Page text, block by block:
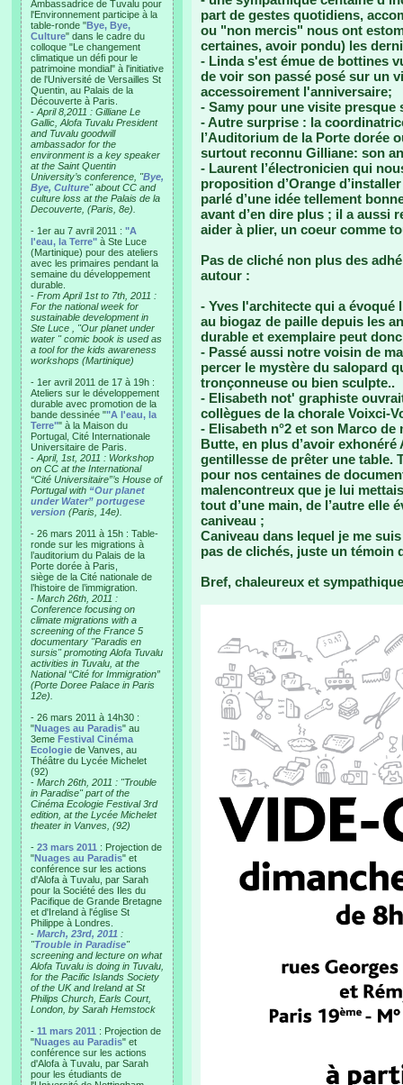
Ambassadrice de Tuvalu pour
l'Environnement participe à la
table-ronde "Bye, Bye,
Culture" dans le cadre du
colloque "Le changement
climatique un défi pour le
patrimoine mondial" à l'initiative
de l'Université de Versailles St
Quentin, au Palais de la
Découverte à Paris.
- April 8,2011 : Gilliane Le
Gallic, Alofa Tuvalu President
and Tuvalu goodwill
ambassador for the
environment is a key speaker
at the Saint Quentin
University’s conference, "Bye,
Bye, Culture" about CC and
culture loss at the Palais de la
Decouverte, (Paris, 8e).
- 1er au 7 avril 2011 : "A
l'eau, la Terre" à Ste Luce
(Martinique) pour des ateliers
avec les primaires pendant la
semaine du développement
durable.
- From April 1st to 7th, 2011 :
For the national week for
sustainable development in
Ste Luce , "Our planet under
water " comic book is used as
a tool for the kids awareness
workshops (Martinique)
- 1er avril 2011 de 17 à 19h :
Ateliers sur le développement
durable avec promotion de la
bande dessinée ""A l'eau, la
Terre"" à la Maison du
Portugal, Cité Internationale
Universitaire de Paris.
- April, 1st, 2011 : Workshop
on CC at the International
“Cité Universitaire”’s House of
Portugal with “Our planet
under Water” portugese
version (Paris, 14e).
- 26 mars 2011 à 15h : Table-
ronde sur les migrations à
l’auditorium du Palais de la
Porte dorée à Paris,
siège de la Cité nationale de
l’histoire de l’immigration.
- March 26th, 2011 :
Conference focusing on
climate migrations with a
screening of the France 5
documentary "Paradis en
sursis" promoting Alofa Tuvalu
activities in Tuvalu, at the
National “Cité for Immigration”
(Porte Doree Palace in Paris
12e).
- 26 mars 2011 à 14h30 :
"Nuages au Paradis" au
3eme Festival Cinéma
Ecologie de Vanves, au
Théâtre du Lycée Michelet
(92)
- March 26th, 2011 : "Trouble
in Paradise" part of the
Cinéma Ecologie Festival 3rd
edition, at the Lycée Michelet
theater in Vanves, (92)
- 23 mars 2011 : Projection de
"Nuages au Paradis" et
conférence sur les actions
d'Alofa à Tuvalu, par Sarah
pour la Société des Iles du
Pacifique de Grande Bretagne
et d'Ireland à l'église St
Philippe à Londres.
- March, 23rd, 2011 :
"Trouble in Paradise"
screening and lecture on what
Alofa Tuvalu is doing in Tuvalu,
for the Pacific Islands Society
of the UK and Ireland at St
Philips Church, Earls Court,
London, by Sarah Hemstock
- 11 mars 2011 : Projection de
"Nuages au Paradis" et
conférence sur les actions
d'Alofa à Tuvalu, par Sarah
pour les étudiants de
part de gestes quotidiens,
ou "non mercis" nous ont
certaines, avoir pondu) les
- Linda s'est émue de bottines
de voir son passé posé sur un
accessoirement l'anniversaire;
- Samy pour une visite presque
- Autre surprise : la
l’Auditorium de la Porte dorée
surtout reconnu Gilliane: son
- Laurent l’électronicien qui
proposition d’Orange
parlé d’une idée tellement
avant d’en dire plus ; il a aussi
aider à plier, un coeur comme
Pas de cliché non plus des
autour :
- Yves l'architecte qui a évoqué
au biogaz de paille depuis les
durable et exemplaire peut
- Passé aussi notre voisin de
percer le mystère du salopard
tronçonneuse ou bien sculpte..
- Elisabeth not' graphiste
collègues de la chorale Voixci-
- Elisabeth n°2 et son Marco
Butte, en plus d’avoir exhonéré
gentillesse de prêter une table.
pour nos centaines de
malencontreux que je lui
tout d’une main, de l’autre elle
caniveau ;
Caniveau dans lequel je me
pas de clichés, juste un
Bref, chaleureux et